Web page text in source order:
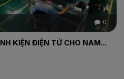
0
KIỆN ĐIỆN TỬ CHO NAM...